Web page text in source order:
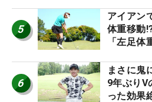
5
アイアン
体重移動
「左足体
6
まさに鬼
9年ぶりV
った効果